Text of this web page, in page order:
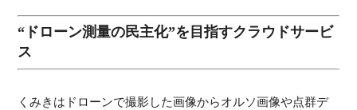
“ドローン測量の民主化”を目指すクラウドサービ
ス
くみきはドローンで撮影した画像からオルソ画像や点群デ